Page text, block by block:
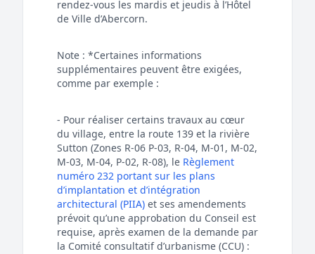
rendez-vous les mardis et jeudis à l’Hôtel
de Ville d’Abercorn.
Note : *Certaines informations
supplémentaires peuvent être exigées,
comme par exemple :
- Pour réaliser certains travaux au cœur
du village, entre la route 139 et la rivière
Sutton (Zones R-06 P-03, R-04, M-01, M-02,
M-03, M-04, P-02, R-08), le Règlement
numéro 232 portant sur les plans
d’implantation et d’intégration
architectural (PIIA) et ses amendements
prévoit qu’une approbation du Conseil est
requise, après examen de la demande par
la Comité consultatif d’urbanisme (CCU) :